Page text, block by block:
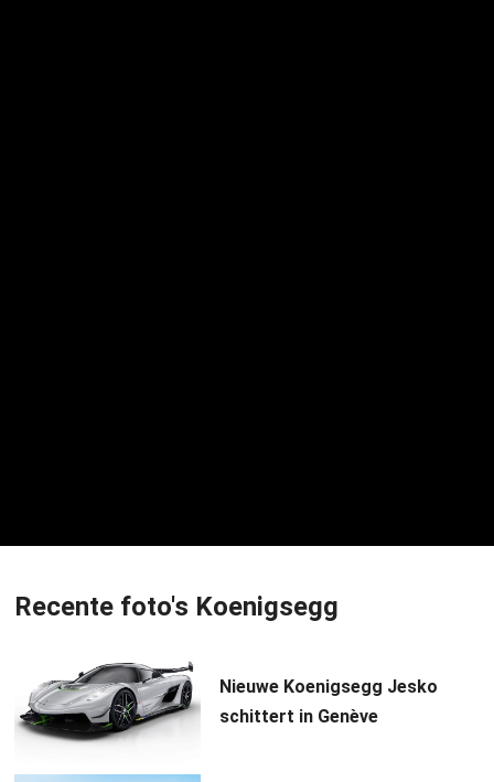
Recente foto's Koenigsegg
Nieuwe Koenigsegg Jesko
schittert in Genève